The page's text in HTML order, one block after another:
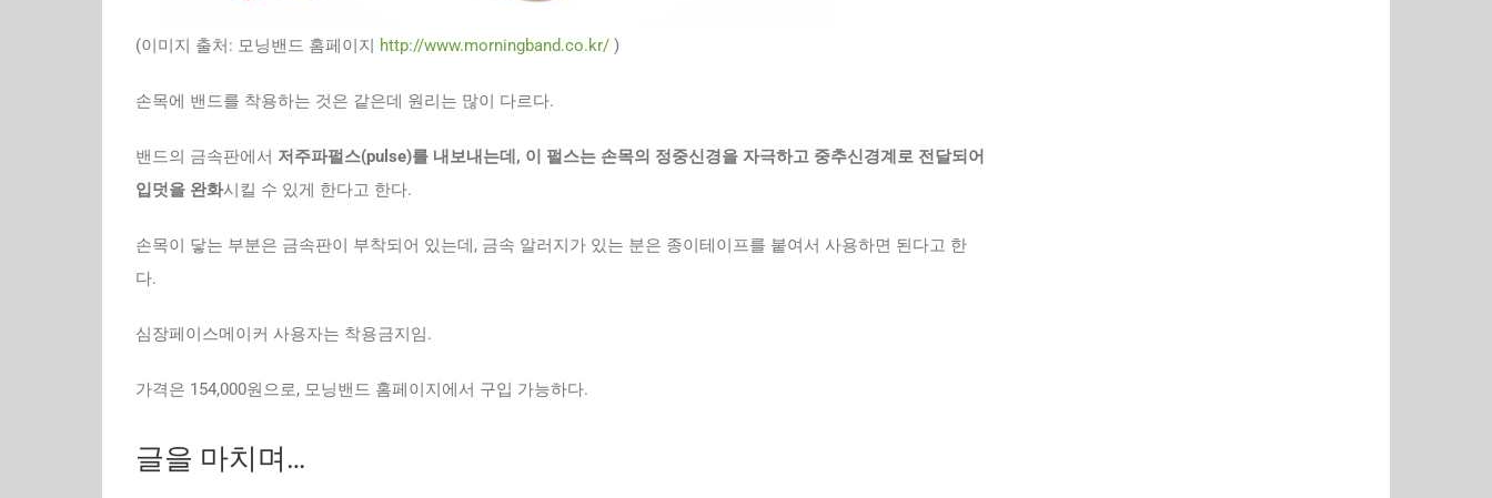
(이미지 출처: 모닝밴드 홈페이지 http://www.morningband.co.kr/ )
손목에 밴드를 착용하는 것은 같은데 원리는 많이 다르다.
밴드의 금속판에서 저주파펄스(pulse)를 내보내는데, 이 펄스는 손목의 정중신경을 자극하고 중추신경계로 전달되어
입덧을 완화시킬 수 있게 한다고 한다.
손목이 닿는 부분은 금속판이 부착되어 있는데, 금속 알러지가 있는 분은 종이테이프를 붙여서 사용하면 된다고 한
다.
심장페이스메이커 사용자는 착용금지임.
가격은 154,000원으로, 모닝밴드 홈페이지에서 구입 가능하다.
글을 마치며…